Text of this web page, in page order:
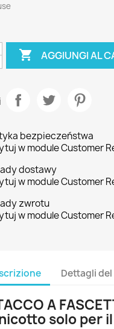
 AGGIUNGI AL
bezpieczeństwa
w module Customer
dostawy
w module Customer
zwrotu
w module Customer
Dettagli
A
solo per